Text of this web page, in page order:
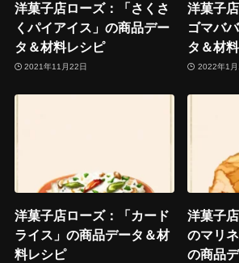
洋菓子店ローズ：「さくさ
くパイアイス」の商品デー
タ＆材料レシピ
2021年11月22日
洋菓子
ゴマバ
タ＆材
2022年1月
洋菓子店ローズ：「カード
ライス」の商品データ＆材
料レシピ
洋菓子
のマリ
の商品